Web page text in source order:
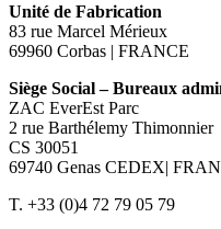
Unité de Fabrication
83 rue Marcel Mérieux
69960 Corbas | FRANCE
Siège Social – Bureaux
ZAC EverEst Parc
2 rue Barthélemy Thimonnier
CS 30051
69740 Genas CEDEX|
T. +33 (0)4 72 79 05 79